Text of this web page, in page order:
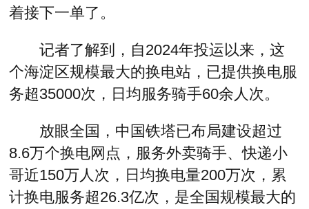
着接下一单了。
记者了解到，自2024年投运以来，这
个海淀区规模最大的换电站，已提供换电服
务超35000次，日均服务骑手60余人次。
放眼全国，中国铁塔已布局建设超过
8.6万个换电网点，服务外卖骑手、快递小
哥近150万人次，日均换电量200万次，累
计换电服务超26.3亿次，是全国规模最大的